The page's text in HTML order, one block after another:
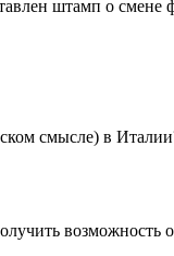
штамп о смене
смысле) в
возможность